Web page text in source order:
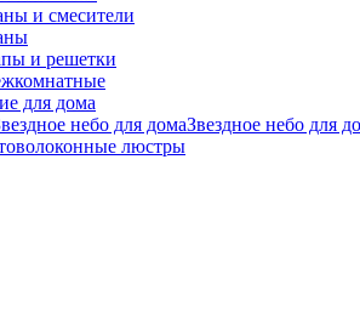
и смесители
и решетки
для дома
Звездное небо для
люстры